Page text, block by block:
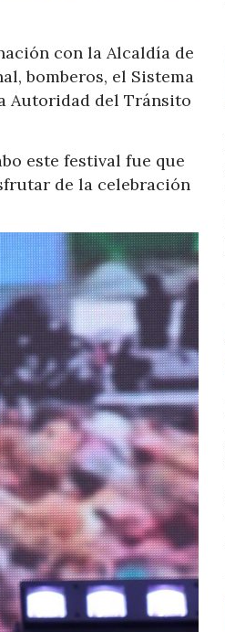
con la Alcaldía de
bomberos, el Sistema
Autoridad del Tránsito
este festival fue que
de la celebración